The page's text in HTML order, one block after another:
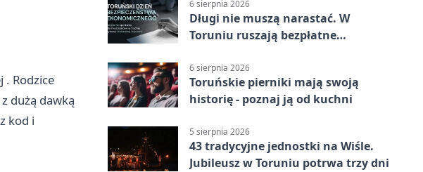
. Rodzice
dużą dawką
kod i
6 sierpnia 2026
Długi nie muszą narastać. W
Toruniu ruszają bezpłatne
6 sierpnia 2026
Toruńskie pierniki mają swoją
historię - poznaj ją od kuchni
5 sierpnia 2026
43 tradycyjne jednostki na Wiśle.
Jubileusz w Toruniu potrwa trzy dni